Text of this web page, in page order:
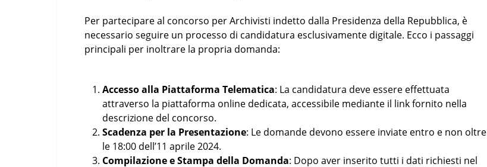
Per partecipare al concorso per Archivisti indetto dalla Presidenza della Repubblica, è
necessario seguire un processo di candidatura esclusivamente digitale. Ecco i passaggi
principali per inoltrare la propria domanda:
Accesso alla Piattaforma Telematica: La candidatura deve essere effettuata
attraverso la piattaforma online dedicata, accessibile mediante il link fornito nella
descrizione del concorso.
Scadenza per la Presentazione: Le domande devono essere inviate entro e non oltre
le 18:00 dell’11 aprile 2024.
Compilazione e Stampa della Domanda: Dopo aver inserito tutti i dati richiesti nel